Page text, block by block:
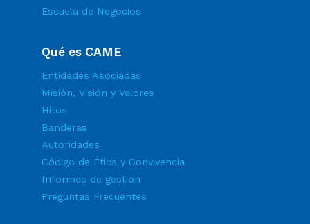
Escuela de Negocios
Qué es CAME
Entidades Asociadas
Misión, Visión y Valores
Hitos
Banderas
Autoridades
Código de Ética y Convivencia
Informes de gestión
Preguntas Frecuentes